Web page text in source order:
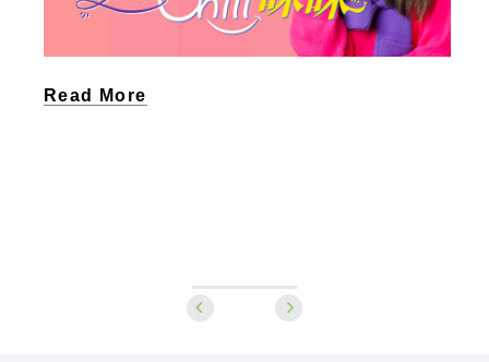
Read More